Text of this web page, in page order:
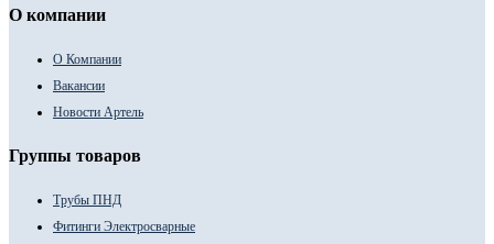
О компании
О Компании
Вакансии
Новости Артель
Группы товаров
Трубы ПНД
Фитинги Электросварные